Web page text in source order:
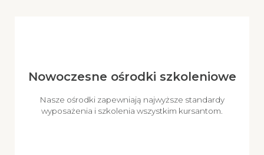
Nowoczesne ośrodki szkoleniowe
Nasze ośrodki zapewniają najwyższe standardy
wyposażenia i szkolenia wszystkim kursantom.